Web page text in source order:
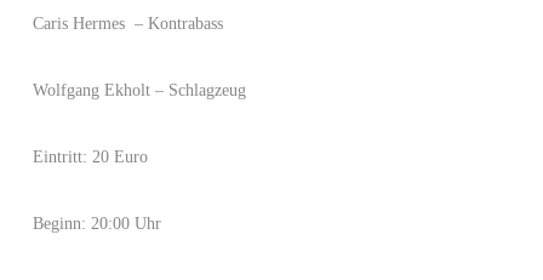
Caris Hermes – Kontrabass
Wolfgang Ekholt – Schlagzeug
Eintritt: 20 Euro
Beginn: 20:00 Uhr